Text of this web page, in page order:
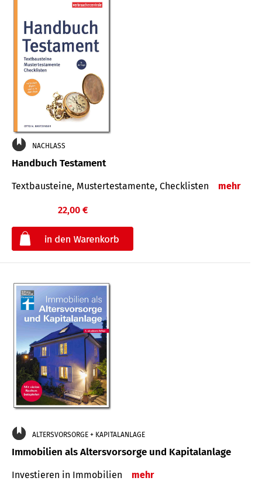
NACHLASS
Handbuch Testament
Textbausteine, Mustertestamente, Checklisten mehr
22,00 €
ALTERSVORSORGE + KAPITALANLAGE
Immobilien als Altersvorsorge und Kapitalanlage
Investieren in Immobilien mehr